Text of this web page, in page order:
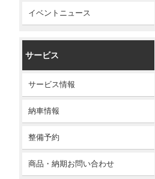
イベントニュース
サービス
サービス情報
納車情報
整備予約
商品・納期お問い合わせ